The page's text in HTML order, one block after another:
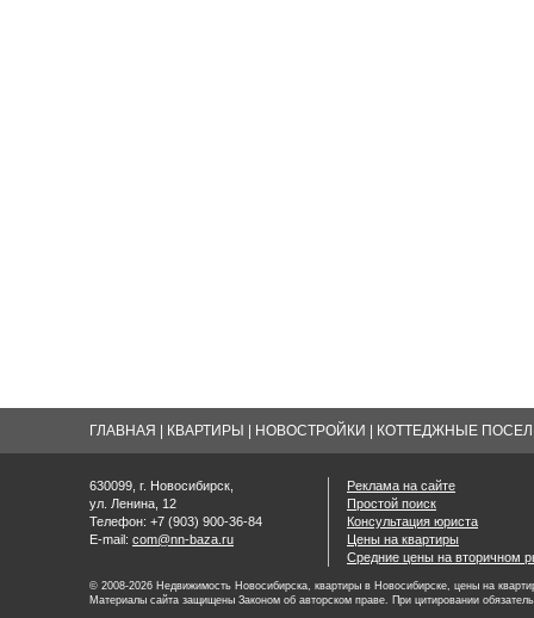
ГЛАВНАЯ КВАРТИРЫ НОВОСТРОЙКИ КОТТЕДЖНЫЕ
630099, г. Новосибирск,
ул. Ленина, 12
Телефон: +7 (903) 900-36-84
E-mail: com@nn-baza.ru
Реклама на сайте
Простой поиск
Консультация юриста
Цены на квартиры
Средние цены на вторичном
© 2008-2026 Недвижимость Новосибирска, квартиры в Новосибирске, цены на
Материалы сайта защищены Законом об авторском праве. При цитировании